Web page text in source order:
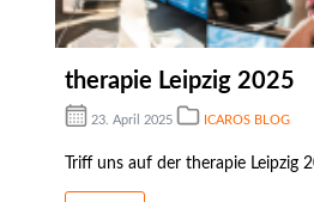
therapie Leipzig 2025
23. April 2025 ICAROS BLOG
Triff uns auf der therapie Leipzig